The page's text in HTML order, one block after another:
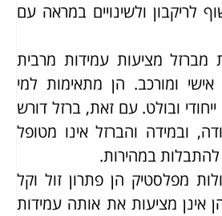
לריקבון ולשינויים במראה עם
מברזל מציעות עמידות מרבית
אישי ומורכב. הן מתאימות למי
ובולט. עם זאת, ברזל דורש
ובמידה והברזל אינו מטופל
להתבלות במהירות.
מפלסטיק הן פתרון זול וקל
אינן מציעות את אותה עמידות